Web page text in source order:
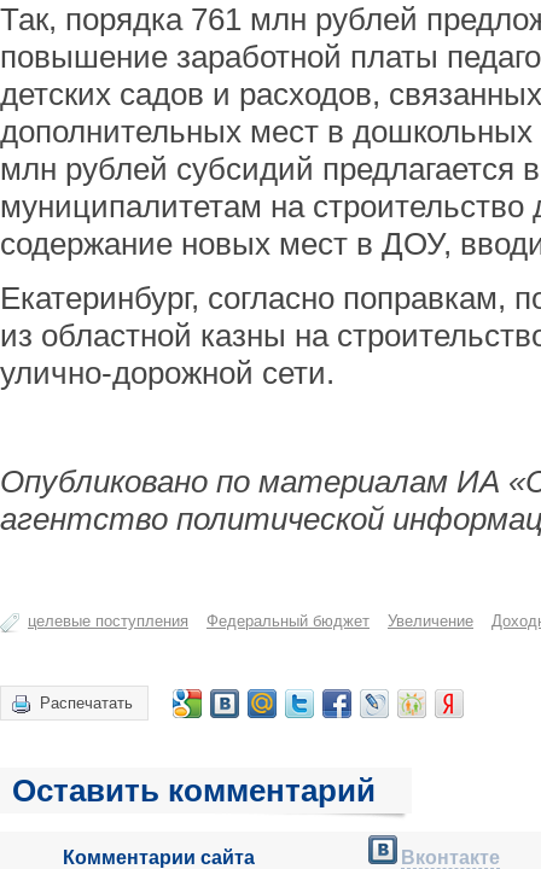
Так, порядка 761 млн рублей
повышение заработной платы
детских садов и расходов,
дополнительных мест в
млн рублей субсидий предлагается
муниципалитетам на строительство
содержание новых мест в ДОУ,
Екатеринбург, согласно поправкам,
из областной казны на
улично-дорожной сети.
Опубликовано по материалам ИА
агентство политической
целевые поступления Федеральный бюджет Увеличение
Распечатать
Оставить комментарий
Комментарии сайта Вконтакте